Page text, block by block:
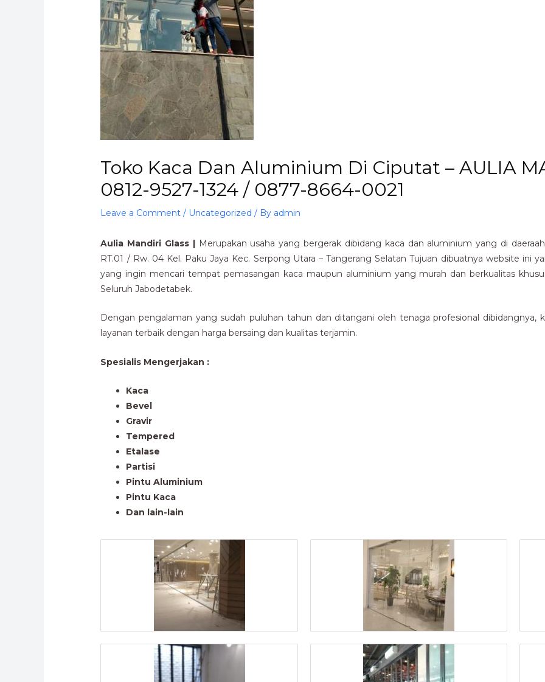
Toko Kaca Dan Aluminium Di Ciputat – AULIA
0812-9527-1324 / 0877-8664-0021
Leave a Comment / Uncategorized / By admin
Aulia Mandiri Glass |Merupakan usaha yang bergerak dibidang kaca dan aluminium yang di
RT.01 / Rw. 04 Kel. Paku Jaya Kec. Serpong Utara – Tangerang Selatan Tujuan dibuatnya website ini
yang ingin mencari tempat pemasangan kaca maupun aluminium yang murah dan berkualitas
Seluruh Jabodetabek.
Dengan pengalaman yang sudah puluhan tahun dan ditangani oleh tenaga profesional dibidangnya,
layanan terbaik dengan harga bersaing dan kualitas terjamin.
Spesialis Mengerjakan :
Kaca
Bevel
Gravir
Tempered
Etalase
Partisi
Pintu Aluminium
Pintu Kaca
Dan lain-lain